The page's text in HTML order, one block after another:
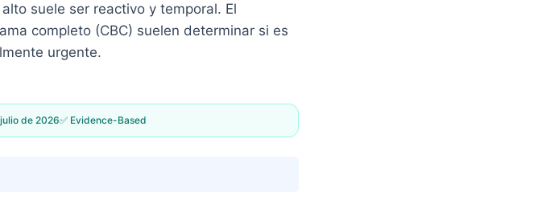
suele ser reactivo y temporal. El
completo (CBC) suelen determinar si es
urgente.
de 2026✅ Evidence-Based